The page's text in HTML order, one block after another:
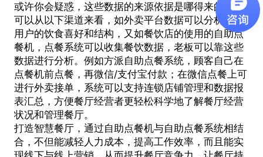
或许你会疑惑，这些数据的来源依据是哪得来的呢？
可以从以下渠道来看，如外卖平台数据可以分析周边
用户的饮食喜好和结构，又如餐饮店的使用的自助点
餐机，点餐系统可以收集餐饮数据，老板可以靠这些
数据进行分析。例如方派自助点餐系统，顾客自己在
点餐机前点餐，再微信/支付宝付款；在微信点餐上可
进行外卖接单，系统可以支持连锁店铺管理和数据报
表汇总，方便餐厅经营者更轻松科学地了解餐厅经营
状况和管理餐厅。
打造智慧餐厅，通过自助点餐机与自助点餐系统相结
合，不但能减轻人力成本，提高工作效率，而且能实